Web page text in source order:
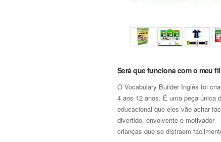
Será que funciona com o meu
O Vocabulary Builder Inglês foi
4 aos 12 anos. É uma peça única
educacional que eles vão achar
divertido, envolvente e motivador -
crianças que se distraem